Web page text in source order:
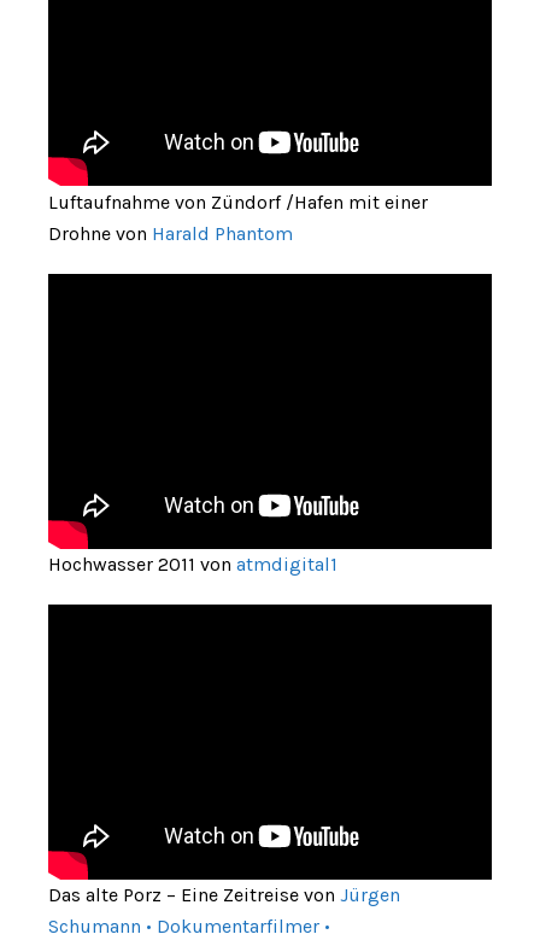
Luftaufnahme von Zündorf /Hafen mit einer
Drohne von Harald Phantom
Hochwasser 2011 von atmdigital1
Das alte Porz – Eine Zeitreise von Jürgen
Schumann • Dokumentarfilmer •